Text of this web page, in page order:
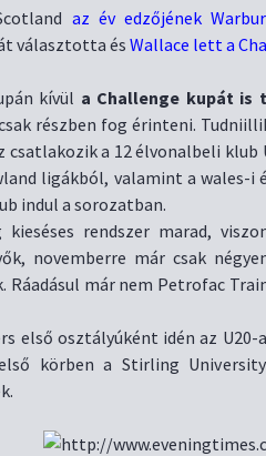
az év edzőjének
választotta ésWallace lett a
kívül a Challenge kupát is
részben fog érinteni.
csatlakozik a 12 élvonalbeli klub
ligákból, valamint a wales-i
indul a sorozatban.
kieséses rendszer marad,
novemberre már csak
Ráadásul már nem Petrofac
első osztályúként idén az
körben a Stirling